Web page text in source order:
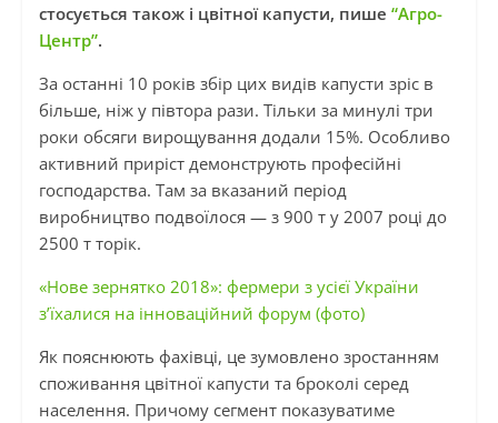
стосується також і цвітної капусти, пише “Агро-
Центр”.
За останні 10 років збір цих видів капусти зріс в
більше, ніж у півтора рази. Тільки за минулі три
роки обсяги вирощування додали 15%. Особливо
активний приріст демонструють професійні
господарства. Там за вказаний період
виробництво подвоїлося — з 900 т у 2007 році до
2500 т торік.
«Нове зернятко 2018»: фермери з усієї України
з’їхалися на інноваційний форум (фото)
Як пояснюють фахівці, це зумовлено зростанням
споживання цвітної капусти та броколі серед
населення. Причому сегмент показуватиме